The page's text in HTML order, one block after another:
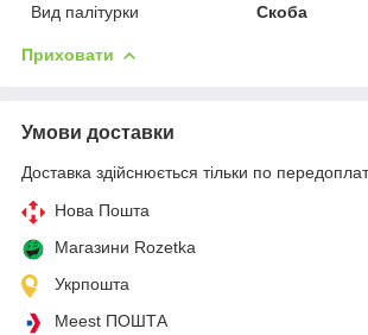
Вид палітурки
Скоба
Приховати
Умови доставки
Доставка здійснюється тільки по
Нова Пошта
Магазини Rozetka
Укрпошта
Meest ПОШТА